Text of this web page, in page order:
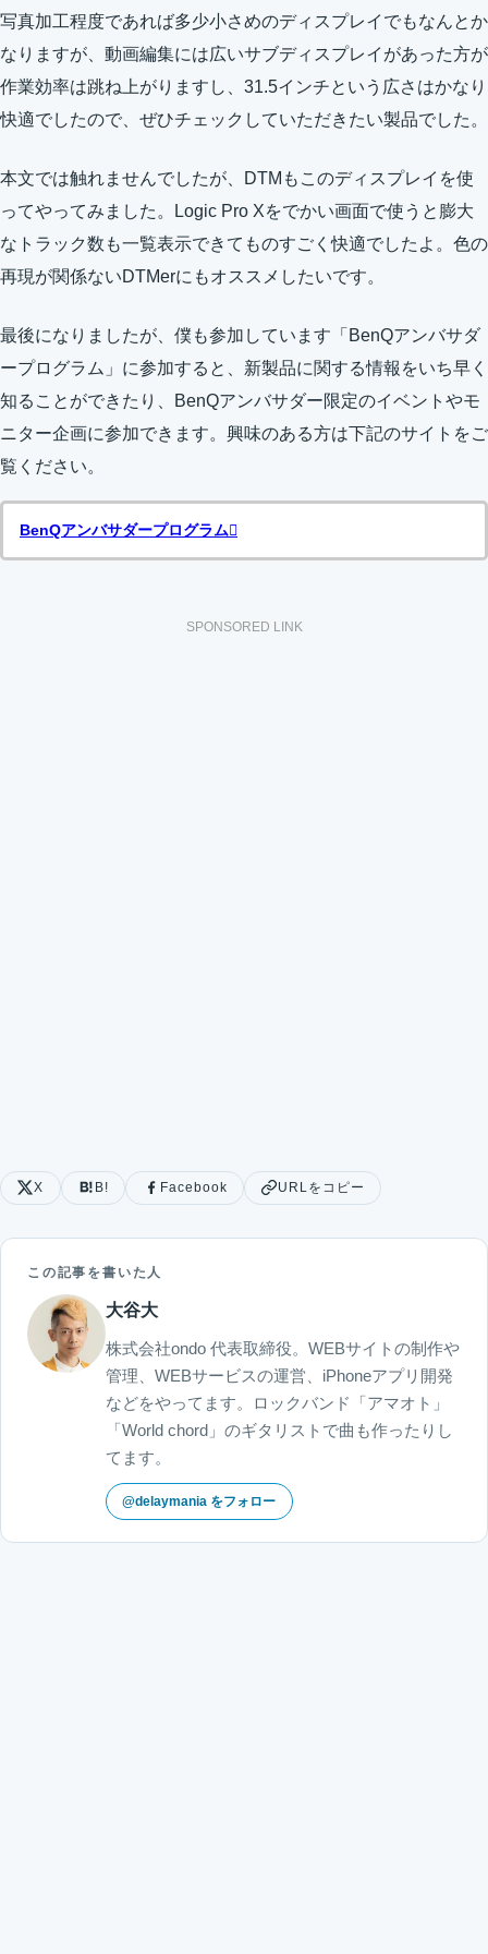
写真加工程度であれば多少小さめのディスプレイでもなんとか
なりますが、動画編集には広いサブディスプレイがあった方が
作業効率は跳ね上がりますし、31.5インチという広さはかなり
快適でしたので、ぜひチェックしていただきたい製品でした。
本文では触れませんでしたが、DTMもこのディスプレイを使
ってやってみました。Logic Pro Xをでかい画面で使うと膨大
なトラック数も一覧表示できてものすごく快適でしたよ。色の
再現が関係ないDTMerにもオススメしたいです。
最後になりましたが、僕も参加しています「BenQアンバサダ
ープログラム」に参加すると、新製品に関する情報をいち早く
知ることができたり、BenQアンバサダー限定のイベントやモ
ニター企画に参加できます。興味のある方は下記のサイトをご
覧ください。
BenQアンバサダープログラム
SPONSORED LINK
X B! Facebook URLをコピー
この記事を書いた人
大谷大
株式会社ondo 代表取締役。WEBサイトの制作や
管理、WEBサービスの運営、iPhoneアプリ開発
などをやってます。ロックバンド「アマオト」
「World chord」のギタリストで曲も作ったりし
てます。
@delaymania をフォロー